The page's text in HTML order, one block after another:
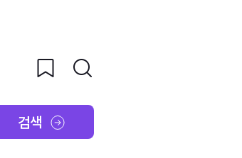
검색